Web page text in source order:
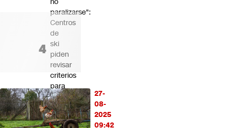
27-
08-
2025
09:42
paralizarse":
Centros
de
ski
piden
revisar
criterios
para
el
cierre
preventivo